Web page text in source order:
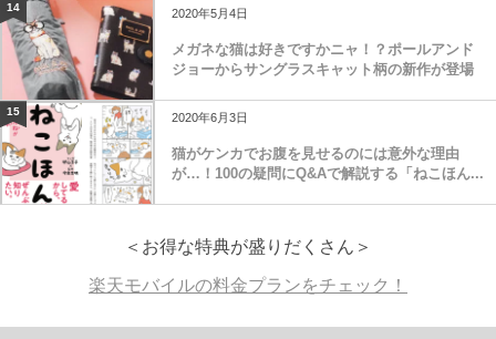
14 2020年5月4日
メガネな猫は好きですかニャ！？ポールアンド
ジョーからサングラスキャット柄の新作が登場
15 2020年6月3日
猫がケンカでお腹を見せるのには意外な理由
が…！100の疑問にQ&Aで解説する「ねこほん...
＜お得な特典が盛りだくさん＞
楽天モバイルの料金プランをチェック！